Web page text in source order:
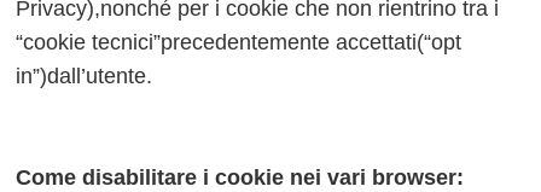
Privacy),nonché per i cookie che non rientrino tra i
“cookie tecnici”precedentemente accettati(“opt
in”)dall’utente.
Come disabilitare i cookie nei vari browser: